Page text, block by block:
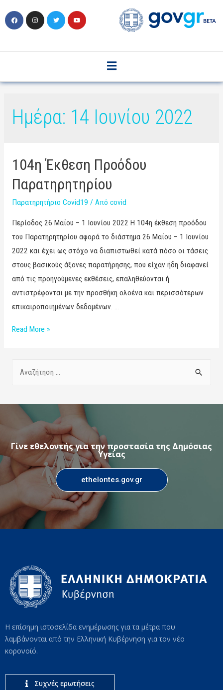
Ημέρα: 14 Ιουνίου 2022
104η Έκθεση Προόδου
Παρατηρητηρίου
Παρατηρητήριο Covid19 / Από covid
Περίοδος 26 Μαΐου – 1 Ιουνίου 2022 Η 104η έκθεση προόδου
του Παρατηρητηρίου αφορά το διάστημα 26 Μαΐου – 1 Ιουνίου
2022 και έχει ως στόχο να διαπιστωθεί κατά πόσο οι τάσεις
στους βασικούς άξονες παρατήρησης, που είχαν ήδη διαφανεί
από τις προηγούμενες εκθέσεις, επαληθεύονται ή
αντιστρέφονται με την προσθήκη ολοένα και περισσότερων
επικαιροποιημένων δεδομένων. …
Read More »
Γίνε εθελοντής για την προστασία της Δημόσιας
Υγείας
ethelontes.gov.gr
Η επίσημη ιστοσελίδα ενημέρωσης για τα μέτρα που
λαμβάνονται από την Ελληνική Κυβέρνηση για τον νέο
κορονοϊό.
Συχνές ερωτήσεις